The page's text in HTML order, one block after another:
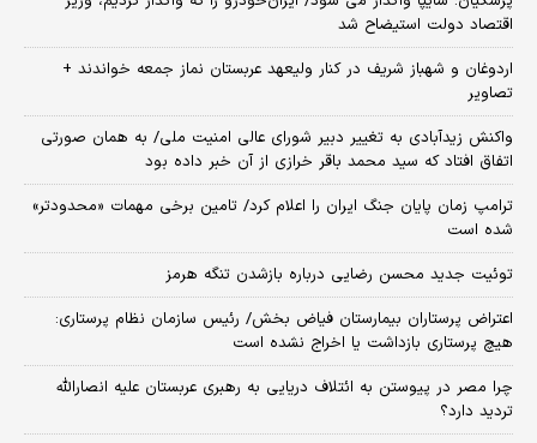
اقتصاد دولت استیضاح شد
اردوغان و شهباز شریف در کنار ولیعهد عربستان نماز جمعه خواندند +
تصاویر
واکنش زیدآبادی به تغییر دبیر شورای عالی امنیت ملی/ به همان صورتی
اتفاق افتاد که سید محمد باقر خرازی از آن خبر داده بود
ترامپ زمان پایان جنگ ایران را اعلام کرد/ تامین برخی مهمات «محدودتر»
شده است
توئیت جدید محسن رضایی درباره بازشدن تنگه هرمز
اعتراض پرستاران بیمارستان فیاض بخش/ رئیس سازمان نظام پرستاری:
هیچ پرستاری بازداشت یا اخراج نشده است
چرا مصر در پیوستن به ائتلاف دریایی به رهبری عربستان علیه انصارالله
تردید دارد؟